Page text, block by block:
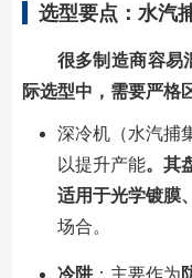
选型要点：水汽
很多制造商容易
际选型中，需要严格
深冷机（水汽捕
以提升产能。其
适用于光学镀膜
场合。
冷阱：主要作为